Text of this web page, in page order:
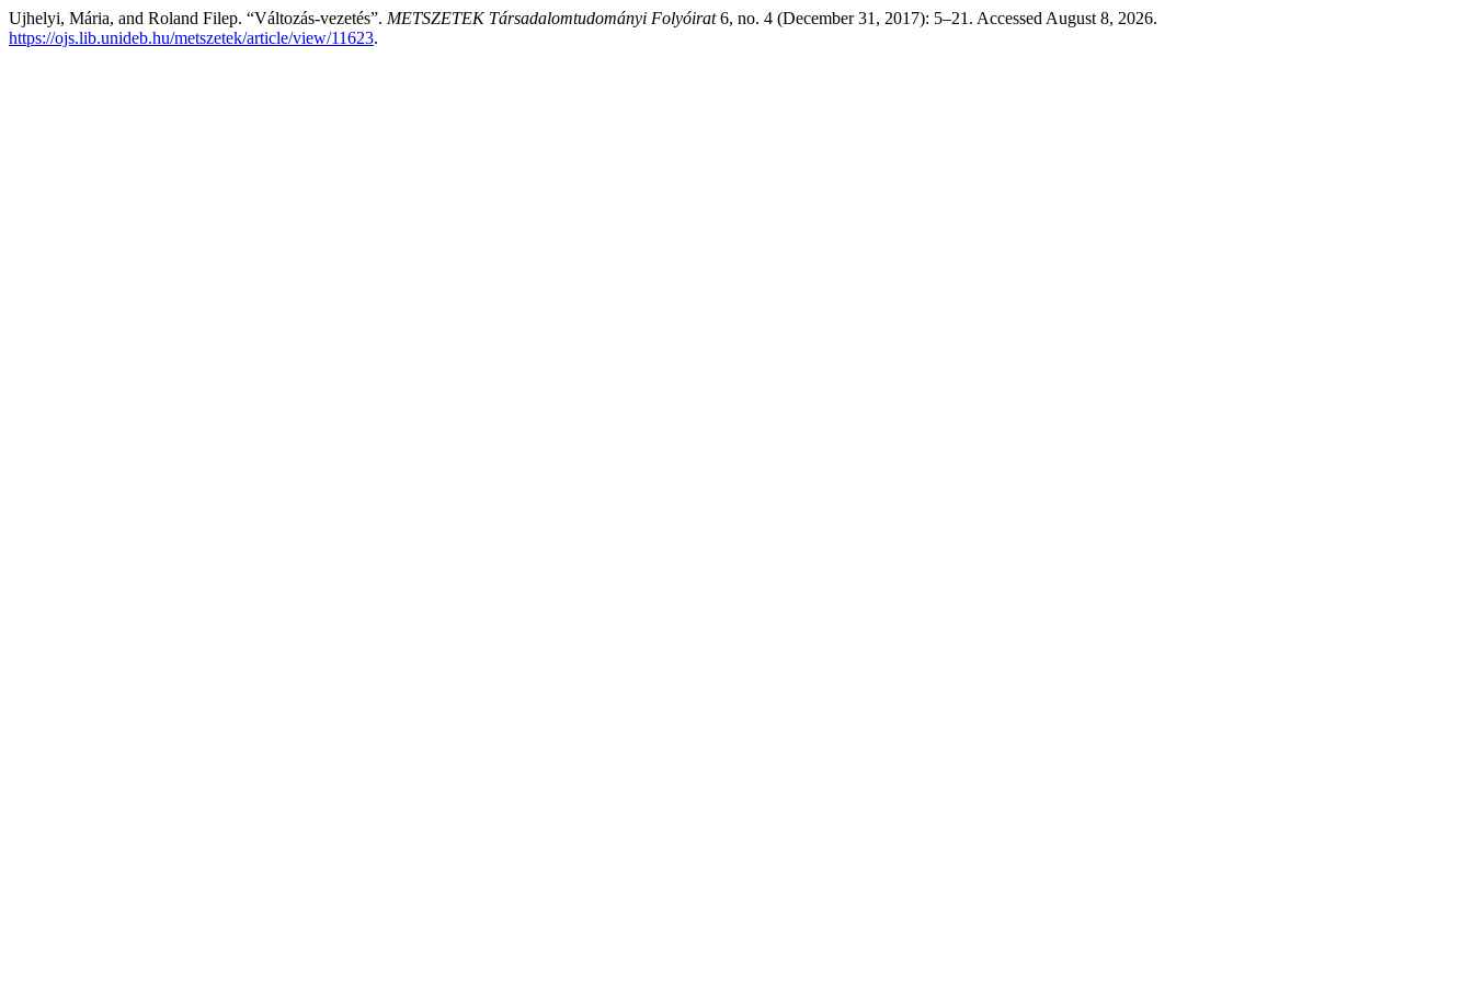
Ujhelyi, Mária, and Roland Filep. “Változás-vezetés”. METSZETEK Társadalomtudományi Folyóirat6, no. 4 (December 31, 2017): 5–21. Accessed August 8, 2026.
https://ojs.lib.unideb.hu/metszetek/article/view/11623.